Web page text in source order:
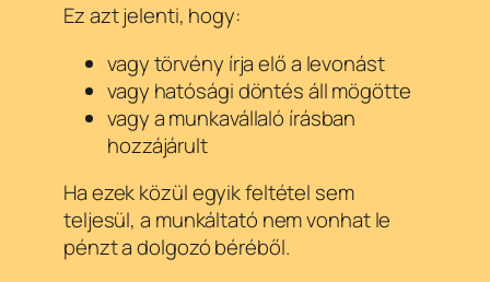
Ez azt jelenti, hogy:
vagy törvény írja elő a levonást
vagy hatósági döntés áll mögötte
vagy a munkavállaló írásban
hozzájárult
Ha ezek közül egyik feltétel sem
teljesül, a munkáltató nem vonhat le
pénzt a dolgozó béréből.